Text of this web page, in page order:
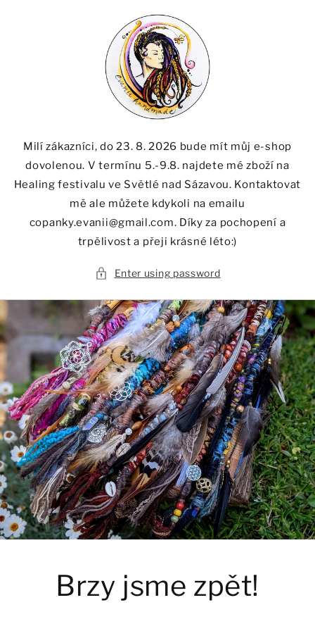
Milí zákazníci, do 23. 8. 2026 bude mít můj e-shop
dovolenou. V termínu 5.-9.8. najdete mé zboží na
Healing festivalu ve Světlé nad Sázavou. Kontaktovat
mě ale můžete kdykoli na emailu
copanky.evanii@gmail.com. Díky za pochopení a
trpělivost a přeji krásné léto:)
Enter using password
Brzy jsme zpět!